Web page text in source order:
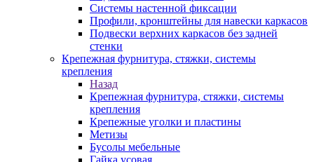
Системы настенной фиксации
Профили, кронштейны для навески каркасов
Подвески верхних каркасов без задней
стенки
Крепежная фурнитура, стяжки, системы
крепления
Назад
Крепежная фурнитура, стяжки, системы
крепления
Крепежные уголки и пластины
Метизы
Бусолы мебельные
Гайка усовая